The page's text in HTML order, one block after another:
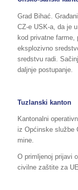
Grad Bihać.
CZ-e USK-a, da je
kod privatne farme,
eksplozivno
sredstvu radi.
daljnje postupanje.
Tuzlanski kanton
Kantonalni
iz Općinske službe
mine.
O primljenoj prijavi
civilne zaštite za